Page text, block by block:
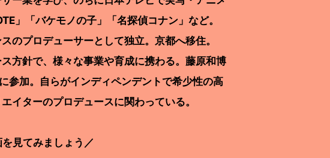
」「バケモノの子」「名探偵コナン」など。
のプロデューサーとして独立。京都へ移住。
方針で、様々な事業や育成に携わる。藤原和博
参加。自らがインディペンデントで希少性の高
イターのプロデュースに関わっている。
見てみましょう／